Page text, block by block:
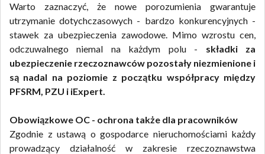
Warto zaznaczyć, że nowe porozumienia gwarantuje
utrzymanie dotychczasowych - bardzo konkurencyjnych -
stawek za ubezpieczenia zawodowe. Mimo wzrostu cen,
odczuwalnego niemal na każdym polu - składki za
ubezpieczenie rzeczoznawców pozostały niezmienione i
są nadal na poziomie z początku współpracy między
PFSRM, PZU i iExpert.
Obowiązkowe OC - ochrona także dla pracowników
Zgodnie z ustawą o gospodarce nieruchomościami każdy
prowadzący działalność w zakresie rzeczoznawstwa